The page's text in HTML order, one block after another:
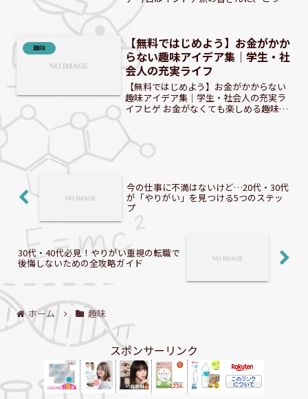
おきの癒やし術を紹介するぜ！ 家にいる
時間が長いインドア派にとって、おうち
時間の充実は何よりも大切ですよね。た
だ時間を持て余すので...
趣味
【無料ではじめよう】お金がかか
らない趣味アイデア集｜学生・社
会人の充実ライフ
【無料ではじめよう】お金がかからない
趣味アイデア集｜学生・社会人の充実ラ
イフヒゲ お金がなくても楽しめる趣味っ
に：なぜ「お金のかからない趣味」が
今、注目されるのか？現代社会では、経
済的な制約や節約意識の...
今の仕事に不満はないけど…20代・30代
が「やりがい」を見つける5つのステッ
プ
30代・40代必見！やりがい重視の転職で
後悔しないための全攻略ガイド
ホーム 趣味
スポンサーリンク